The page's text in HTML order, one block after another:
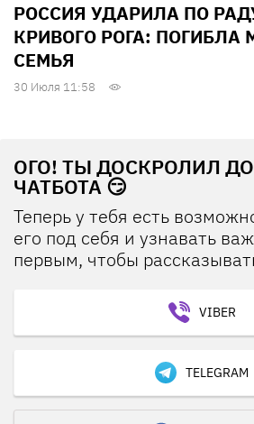
РОССИЯ УДАРИЛА ПО
КРИВОГО РОГА: ПОГИБЛА
СЕМЬЯ
30 Июля 11:58
ОГО! ТЫ ДОСКРОЛИЛ
ЧАТБОТА 😏
Теперь у тебя есть
его под себя и узнавать
первым, чтобы
VIBER
TELEGRAM